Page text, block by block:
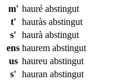
m' hauré abstingut
t'
hauràs abstingut
s' haurà abstingut
ens haurem abstingut
us haureu abstingut
s' hauran abstingut